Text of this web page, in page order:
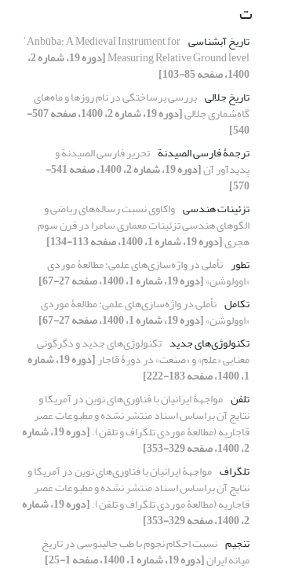
ت
تاریخ آبشناسی ʾAnbūba: A Medieval Instrument for
Measuring Relative Ground level [دوره 19، شماره 2،
1400، صفحه 85-103]
تاریخ جلالی بررسی برساختگی در نام روزها و ماه‌های
گاه‌شماری جلالی [دوره 19، شماره 2، 1400، صفحه 507-
540]
ترجمۀ فارسی الصیدنة تحریر فارسی الصیدنة و
پدیدآور آن [دوره 19، شماره 2، 1400، صفحه 541-
570]
تزئینات هندسی واکاوی نسبت رساله‌های ریاضی و
الگوهای هندسیِ تزئینات معماری سامرا در قرن سوم
هجری[دوره 19، شماره 1، 1400، صفحه 113-134]
تطور تأملی در واژه‌سازی‌های علمی: مطالعۀ موردی
«اوولوشن»[دوره 19، شماره 1، 1400، صفحه 27-67]
تکامل تأملی در واژه‌سازی‌های علمی: مطالعۀ موردی
«اوولوشن»[دوره 19، شماره 1، 1400، صفحه 27-67]
تکنولوژی‌های جدید تکنولوژی‌های جدید و دگرگونی
معنایی «علم» و «صنعت» در دورۀ قاجار [دوره 19، شماره
1، 1400، صفحه 183-222]
تلفن مواجهۀ ایرانیان با فناوری‌های نوین در آمریکا و
نتایج آن براساس اسناد منتشر نشده و مطبوعات عصر
قاجاریه (مطالعۀ موردی تلگراف و تلفن). [دوره 19، شماره
2، 1400، صفحه 329-353]
تلگراف مواجهۀ ایرانیان با فناوری‌های نوین در آمریکا و
نتایج آن براساس اسناد منتشر نشده و مطبوعات عصر
قاجاریه (مطالعۀ موردی تلگراف و تلفن). [دوره 19، شماره
2، 1400، صفحه 329-353]
تنجیم نسبت احکام نجوم با طب جالینوسی در تاریخ
میانه ایران[دوره 19، شماره 1، 1400، صفحه 1-25]